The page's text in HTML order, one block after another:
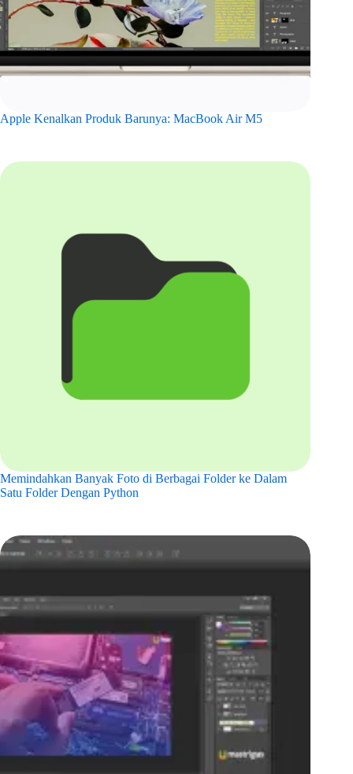
Apple Kenalkan Produk Barunya: MacBook Air M5
Memindahkan Banyak Foto di Berbagai Folder ke Dalam
Satu Folder Dengan Python